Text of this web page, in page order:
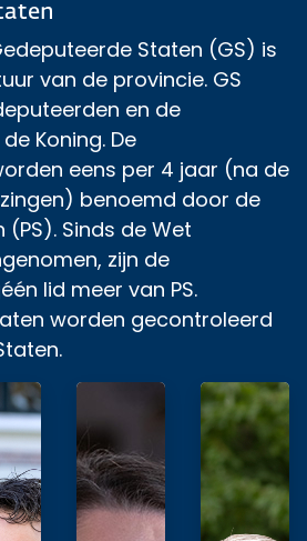
Staten (GS) is
van de provincie. GS
en de
Koning. De
eens per 4 jaar (na de
benoemd door de
Sinds de Wet
zijn de
lid meer van PS.
worden gecontroleerd